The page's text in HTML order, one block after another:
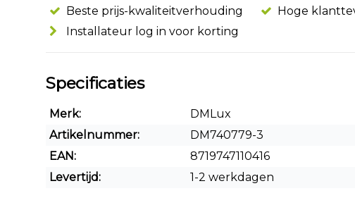
Beste prijs-kwaliteitverhouding
Hoge
Installateur log in voor korting
Specificaties
Merk:
DMLux
Artikelnummer:
DM740779-3
EAN:
8719747110416
Levertijd:
1-2 werkdagen